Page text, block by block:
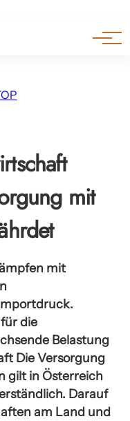
mit
mit
die
Belastung
Die Versorgung
gilt in Österreich
Darauf
am Land und